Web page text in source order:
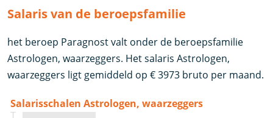
Salaris van de beroepsfamilie
het beroep Paragnost valt onder de beroepsfamilie
Astrologen, waarzeggers. Het salaris Astrologen,
waarzeggers ligt gemiddeld op € 3973 bruto per maand.
Salarisschalen Astrologen, waarzeggers